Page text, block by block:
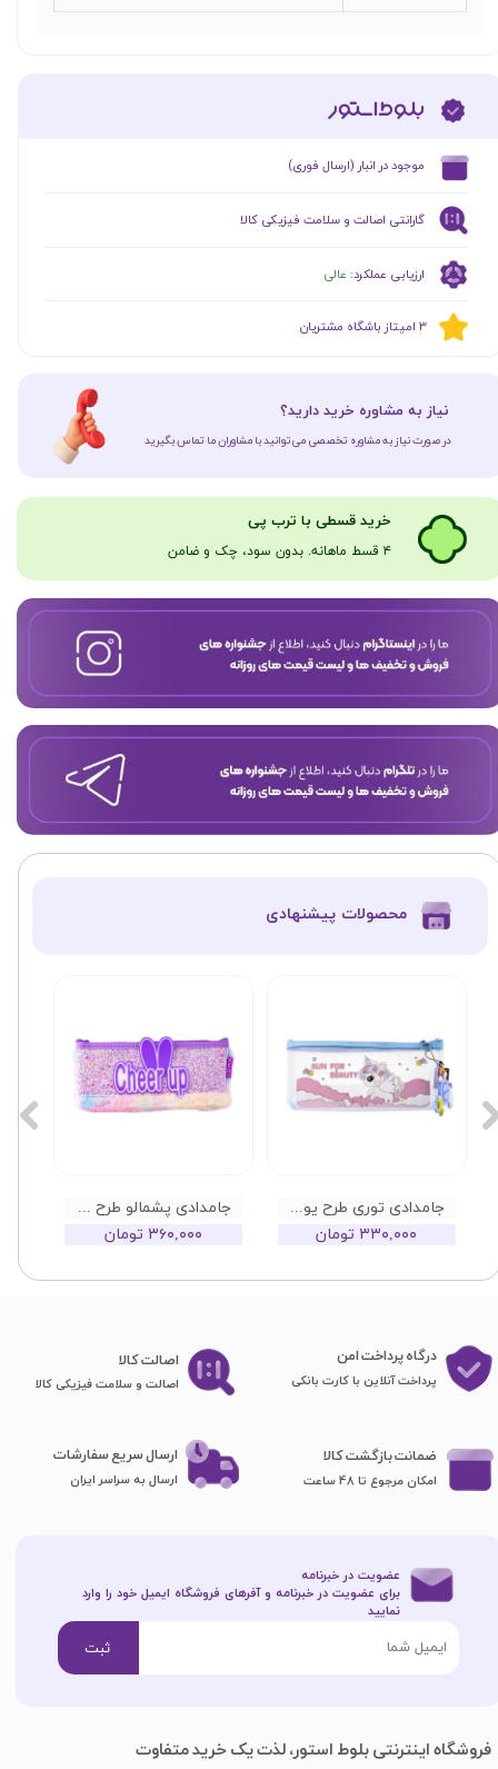
گارانتی اصالت و سلامت فیزیکی کالا
ارزیابی عملکرد: عالی
​موجود در انبار (ارسال فوری)
​​3 امیتاز باشگاه مشتریان
​نیاز به مشاوره خرید دارید؟
در صورت نیاز به مشاوره تخصصی می‌توانید با مشاوران ما تماس بگیرید
​​​خرید قسطی با ترب پی
۴ قسط ماهانه. بدون سود، چک و ضامن​​​​​​​
جامدادی پشمالو طرح خرگوش
۳۶۰,۰۰۰ تومان
جامدادی توری طرح یونیکورن
۳۳۰,۰۰۰ تومان
​محصولات پیشنهادی
درگاه پرداخت امن
پرداخت آنلاین با کارت بانکی
فروشگاه اینترنتی بلوط استور، لذت یک خرید متفاوت
اصا​​​​​​​لت کالا
اصالت و سلامت فیزیکی کالا
ضمانت بازگشت کالا
امکان مرجوع تا 48 ساعت
ارسال سریع سفارشات
ارسال به سراسر ایران
عضویت در خبرنامه
برای عضویت در خبرنامه و آفرهای فروشگاه ایمیل خود را وارد
نمایید​​​​​​​
ثبت